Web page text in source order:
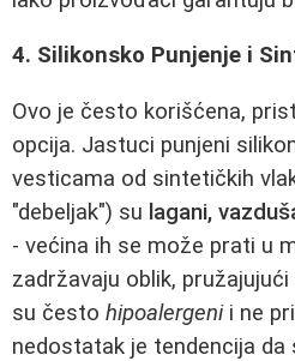
4. Silikonsko Punjenje i
Ovo je često korišćena,
opcija. Jastuci punjeni
vesticama od sintetičkih
"debeljak") su lagani,
- većina ih se može prati u
zadržavaju oblik,
su često hipoalergenii ne
nedostatak je tendencija da